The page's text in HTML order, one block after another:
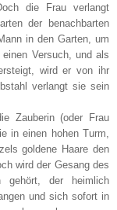
die Frau verlangt
der benachbarten
in den Garten, um
Versuch, und als
wird er von ihr
verlangt sie sein
Zauberin (oder Frau
in einen hohen Turm,
goldene Haare den
wird der Gesang des
gehört, der heimlich
und sich sofort in